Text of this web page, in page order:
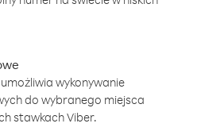
wykonywanie
do wybranego miejsca
stawkach Viber.